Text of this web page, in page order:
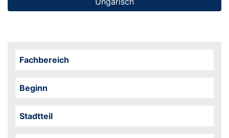
Fachbereich
Beginn
Stadtteil